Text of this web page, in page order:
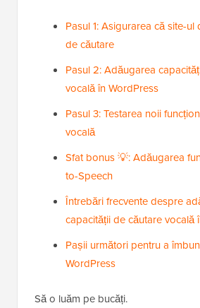
Pasul 1: Asigurarea că site-
de căutare
Pasul 2: Adăugarea
vocală în WordPress
Pasul 3: Testarea noii
vocală
Sfat bonus 💡: Adăugarea
to-Speech
Întrebări frecvente despre
capacității de căutare vocală
Pașii următori pentru a
WordPress
Să o luăm pe bucăți.